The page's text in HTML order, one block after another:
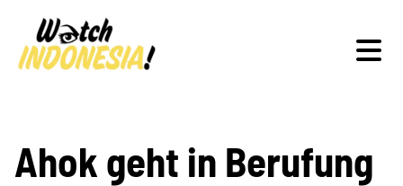
Schwerpunkte
Ahok geht in Berufung